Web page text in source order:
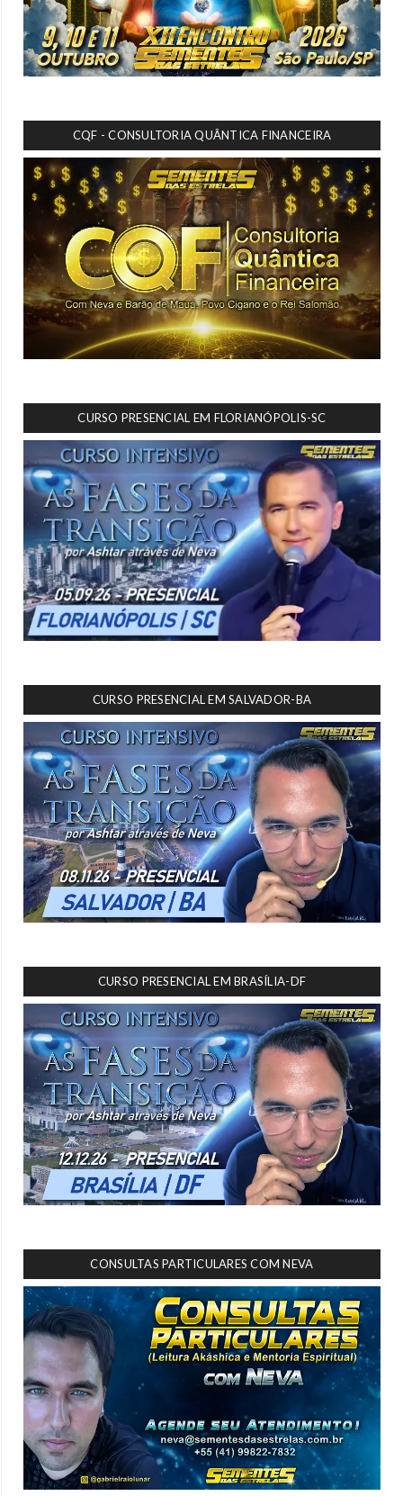
CQF - CONSULTORIA QUÂNTICA FINANCEIRA
CURSO PRESENCIAL EM FLORIANÓPOLIS-SC
CURSO PRESENCIAL EM SALVADOR-BA
CURSO PRESENCIAL EM BRASÍLIA-DF
CONSULTAS PARTICULARES COM NEVA